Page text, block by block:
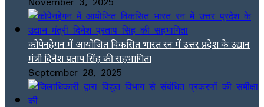
कोपेनहेगन में आयोजित विकसित भारत रन में उत्तर प्रदेश के उद्यान
मंत्री दिनेश प्रताप सिंह की सहभागिता
September 28, 2025